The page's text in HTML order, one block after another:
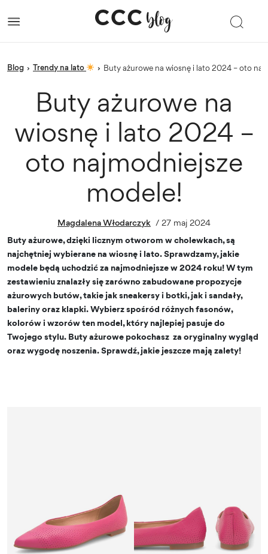
blog › Trendy na lato › Buty ażurowe na wiosnę i lato 2024 – oto
Buty ażurowe na
wiosnę i lato 2024 –
oto najmodniejsze
modele!
Magdalena Włodarczyk / 27 maj 2024
Buty ażurowe, dzięki licznym otworom w cholewkach, są
najchętniej wybierane na wiosnę i lato. Sprawdzamy, jakie
modele będą uchodzić za najmodniejsze w 2024 roku! W tym
zestawieniu znalazły się zarówno zabudowane propozycje
ażurowych butów, takie jak sneakersy i botki, jak i sandały,
baleriny oraz klapki. Wybierz spośród różnych fasonów,
kolorów i wzorów ten model, który najlepiej pasuje do
Twojego stylu. Buty ażurowe pokochasz za oryginalny wygląd
oraz wygodę noszenia. Sprawdź, jakie jeszcze mają zalety!